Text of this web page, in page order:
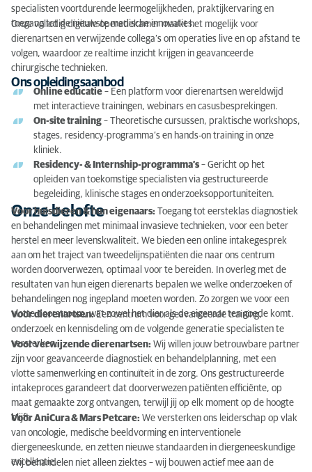
specialisten voortdurende leermogelijkheden, praktijkervaring en
toegang tot de nieuwste medische innovaties.
Onze volledig digitale operatiekamer maakt het mogelijk voor
dierenartsen en verwijzende collega’s om operaties live en op afstand te
volgen, waardoor ze realtime inzicht krijgen in geavanceerde
chirurgische technieken.
Ons opleidingsaanbod
Online educatie – Een platform voor dierenartsen wereldwijd
met interactieve trainingen, webinars en casusbesprekingen.
On-site training – Theoretische cursussen, praktische workshops,
stages, residency-programma’s en hands-on training in onze
kliniek.
Residency- & Internship-programma’s – Gericht op het
opleiden van toekomstige specialisten via gestructureerde
begeleiding, klinische stages en onderzoeksopportuniteiten.
Onze belofte
Voor huisdieren & hun eigenaars: Toegang tot eersteklas diagnostiek
en behandelingen met minimaal invasieve technieken, voor een beter
herstel en meer levenskwaliteit. We bieden een online intakegesprek
aan om het traject van tweedelijnspatiënten die naar ons centrum
worden doorverwezen, optimaal voor te bereiden. In overleg met de
resultaten van hun eigen dierenarts bepalen we welke onderzoeken of
behandelingen nog ingepland moeten worden. Zo zorgen we voor een
vlotte doorstroom, wat zowel het dier als de eigenaar ten goede komt.
Voor dierenartsen:Een centrum voor geavanceerde training,
onderzoek en kennisdeling om de volgende generatie specialisten te
versterken.
Voor verwijzende dierenartsen: Wij willen jouw betrouwbare partner
zijn voor geavanceerde diagnostiek en behandelplanning, met een
vlotte samenwerking en continuïteit in de zorg. Ons gestructureerde
intakeproces garandeert dat doorverwezen patiënten efficiënte, op
maat gemaakte zorg ontvangen, terwijl jij op elk moment op de hoogte
blijft.
Voor AniCura & Mars Petcare: We versterken ons leiderschap op vlak
van oncologie, medische beeldvorming en interventionele
diergeneeskunde, en zetten nieuwe standaarden in diergeneeskundige
excellentie.
Wij behandelen niet alleen ziektes – wij bouwen actief mee aan de